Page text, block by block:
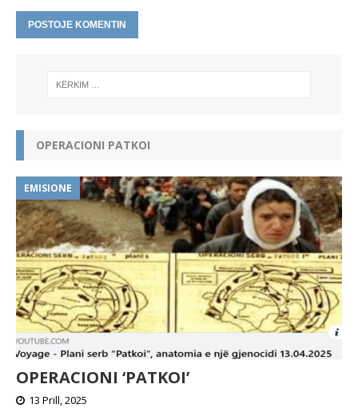
n
v
e
:
OPERACIONI PATKOI
EMISIONE
OPERACIONI ‘PATKOI’
13 Prill, 2025